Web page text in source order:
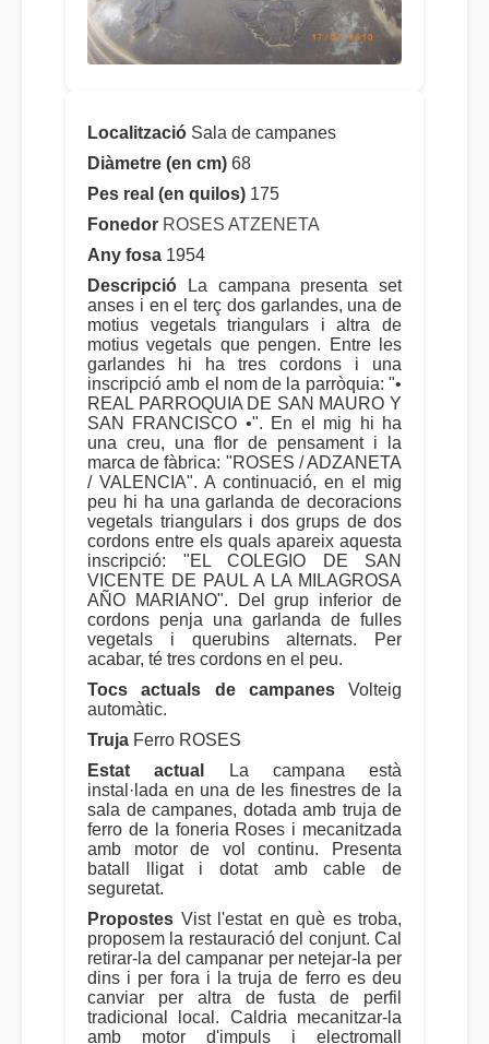
Localització Sala de campanes
Diàmetre (en cm) 68
Pes real (en quilos) 175
Fonedor ROSES ATZENETA
Any fosa 1954
Descripció La campana presenta set
anses i en el terç dos garlandes, una de
motius vegetals triangulars i altra de
motius vegetals que pengen. Entre les
garlandes hi ha tres cordons i una
inscripció amb el nom de la parròquia: "•
REAL PARROQUIA DE SAN MAURO Y
SAN FRANCISCO •". En el mig hi ha
una creu, una flor de pensament i la
marca de fàbrica: "ROSES / ADZANETA
/ VALENCIA". A continuació, en el mig
peu hi ha una garlanda de decoracions
vegetals triangulars i dos grups de dos
cordons entre els quals apareix aquesta
inscripció: "EL COLEGIO DE SAN
VICENTE DE PAUL A LA MILAGROSA
AÑO MARIANO". Del grup inferior de
cordons penja una garlanda de fulles
vegetals i querubins alternats. Per
acabar, té tres cordons en el peu.
Tocs actuals de campanesVolteig
automàtic.
Truja Ferro ROSES
Estat actual
La campana està
instal·lada en una de les finestres de la
sala de campanes, dotada amb truja de
ferro de la foneria Roses i mecanitzada
amb motor de vol continu. Presenta
batall lligat i dotat amb cable de
seguretat.
Propostes Vist l'estat en què es troba,
proposem la restauració del conjunt. Cal
retirar-la del campanar per netejar-la per
dins i per fora i la truja de ferro es deu
canviar per altra de fusta de perfil
tradicional local. Caldria mecanitzar-la
amb motor d'impuls i electromall